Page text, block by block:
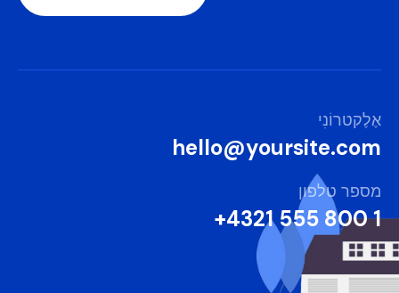
אֶלֶקטרוֹנִי
hello@yoursite.com​
מספר טלפון
1 800 555 4321+